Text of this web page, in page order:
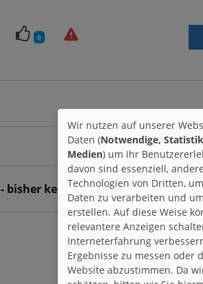
0
- bisher keine Einträge -
Wir nutzen auf unserer
Daten (Notwendige,
Medien) um Ihr
davon sind essenziell,
Technologien von Dritten,
Daten zu verarbeiten und
erstellen. Auf diese Weise
relevantere Anzeigen
Interneterfahrung
Ergebnisse zu messen oder
Website abzustimmen. Da